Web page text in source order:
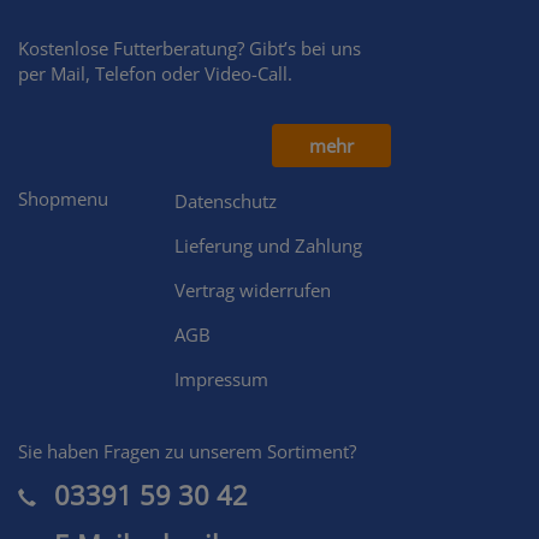
Kostenlose Futterberatung? Gibt’s bei uns
per Mail, Telefon oder Video-Call.
mehr
Shopmenu
Datenschutz
Lieferung und Zahlung
Vertrag widerrufen
AGB
Impressum
Sie haben Fragen zu unserem Sortiment?
03391 59 30 42